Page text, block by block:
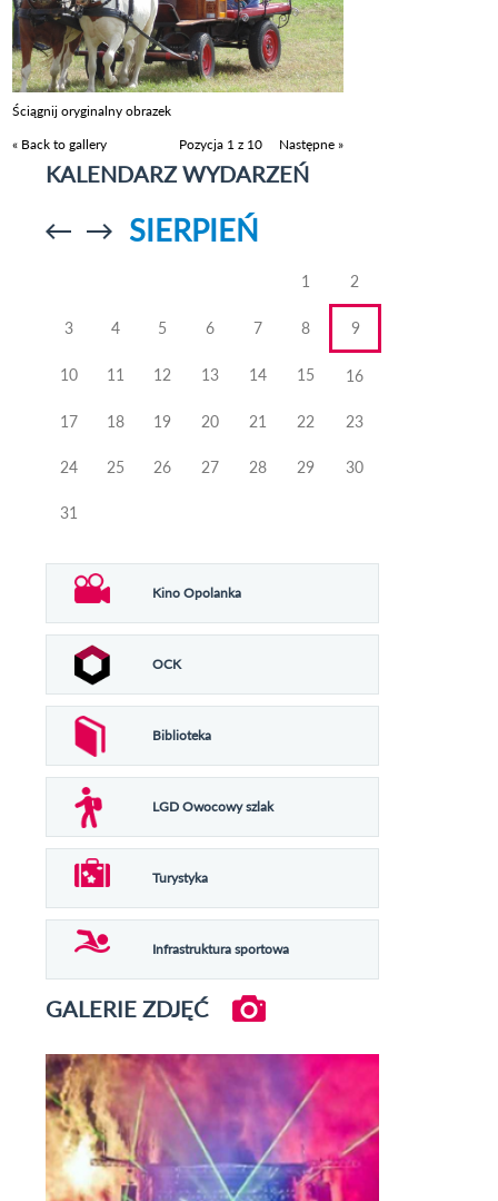
Ściągnij oryginalny obrazek
« Back to gallery
Pozycja 1 z 10 Następne »
KALENDARZ WYDARZEŃ
Przejdź doPrzejdź do
SIERPIEŃ
1 2
3 4 5 6 7 8 9
10 11 12 13 14 15 16
17 18 19 20 21 22 23
24 25 26 27 28 29 30
31
Kino Opolanka
OCK
Biblioteka
LGD Owocowy szlak
Turystyka
Infrastruktura sportowa
GALERIE ZDJĘĆ